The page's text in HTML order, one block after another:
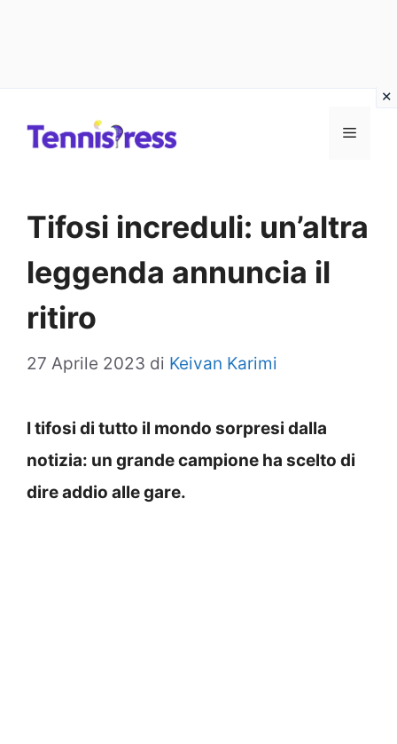
MENU
Tifosi increduli: un’altra
leggenda annuncia il
ritiro
27 Aprile 2023 di Keivan Karimi
I tifosi di tutto il mondo sorpresi dalla
notizia: un grande campione ha scelto di
dire addio alle gare.